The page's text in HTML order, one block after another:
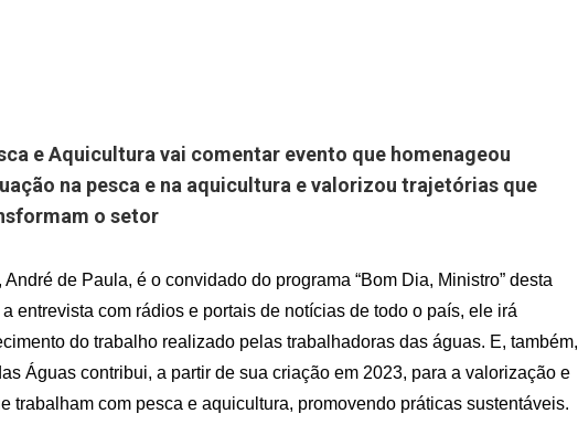
e Aquicultura vai comentar evento que homenageou
na pesca e na aquicultura e valorizou trajetórias que
o setor
de Paula, é o convidado do programa “Bom Dia, Ministro” desta
entrevista com rádios e portais de notícias de todo o país, ele irá
do trabalho realizado pelas trabalhadoras das águas. E, também,
Águas contribui, a partir de sua criação em 2023, para a valorização e
trabalham com pesca e aquicultura, promovendo práticas sustentáveis.